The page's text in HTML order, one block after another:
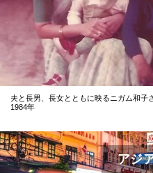
夫と長男、長女とともに映るニガム和子
1984年
アジ